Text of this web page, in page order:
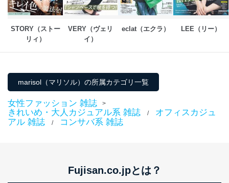
STORY（ストー
リィ）
VERY（ヴェリ
イ）
eclat（エクラ） LEE（リー）
marisol（マリソル）の所属カテゴリ一覧
女性ファッション 雑誌 >
きれいめ・大人カジュアル系 雑誌 /
オフィスカジュ
アル 雑誌
/ コンサバ系 雑誌
Fujisan.co.jpとは？